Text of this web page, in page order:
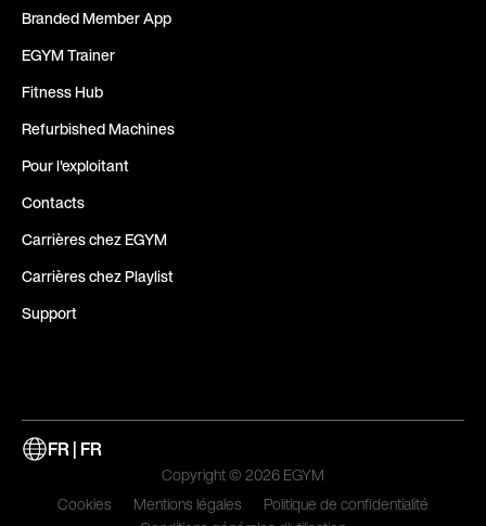
Branded Member App
EGYM Trainer
Fitness Hub
Refurbished Machines
Pour l'exploitant
Contacts
Carrières chez EGYM
Carrières chez Playlist
Support
FR | FR
Copyright © 2026 EGYM
Cookies
Mentions légales
Politique de confidentialité